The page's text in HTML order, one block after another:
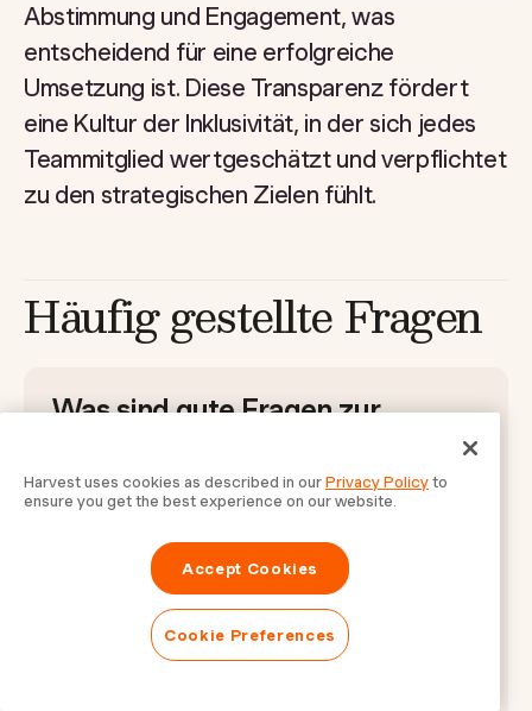
Abstimmung und Engagement, was
entscheidend für eine erfolgreiche
Umsetzung ist. Diese Transparenz fördert
eine Kultur der Inklusivität, in der sich jedes
Teammitglied wertgeschätzt und verpflichtet
zu den strategischen Zielen fühlt.
Häufig gestellte Fragen
Was sind gute Fragen zur
Gute Fragen zur strategischen Planung
Ziele? Welche Herausforderungen
stehen uns bevor? Wie nutzen wir
unsere Stärken? Diese Fragen helfen,
die Vision und Ziele zu klären und
Harvest uses cookies as described in ourPrivacy Policyto
ensure you get the best experience on our website.
Accept Cookies
Cookie Preferences